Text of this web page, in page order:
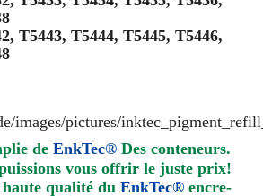
T5443, T5444, T5445, T5446,
de EnkTec® Des conteneurs.
vous offrir le juste prix!
qualité du EnkTec® encre-